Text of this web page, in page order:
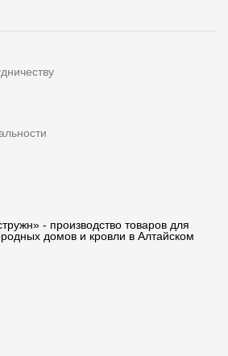
- производство товаров для
домов и кровли в Алтайском